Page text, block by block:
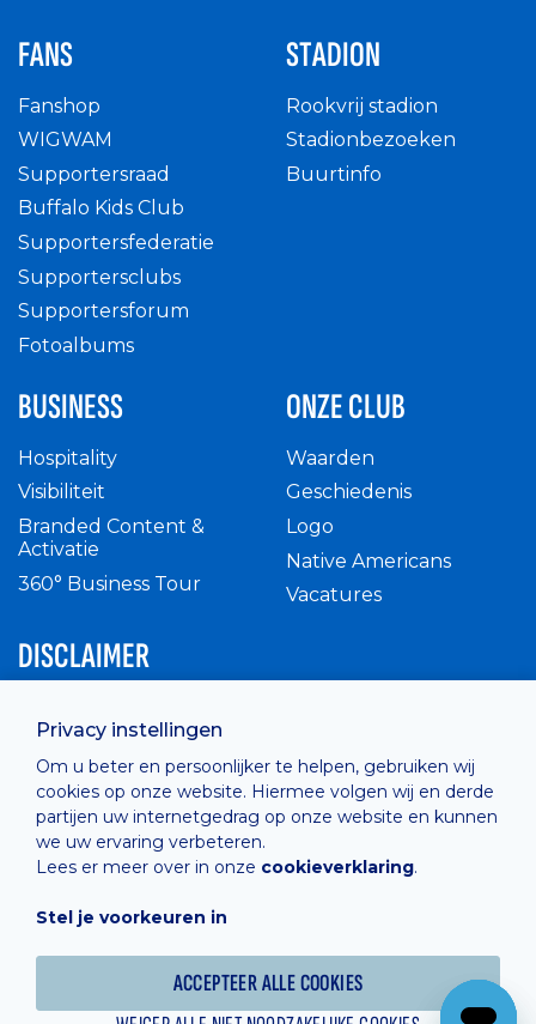
Privacy instellingen
Om u beter en persoonlijker te helpen, gebruiken wij
cookies op onze website. Hiermee volgen wij en derde
partijen uw internetgedrag op onze website en kunnen
we uw ervaring verbeteren.
Lees er meer over in onze cookieverklaring.
Stel je voorkeuren in
ACCEPTEER ALLE COOKIES
FANS
Fanshop
WIGWAM
Supportersraad
Buffalo Kids Club
Supportersfederatie
Supportersclubs
Supportersforum
Fotoalbums
STADION
Rookvrij stadion
Stadionbezoeken
Buurtinfo
BUSINESS
Hospitality
Visibiliteit
Branded Content &
Activatie
360° Business Tour
ONZE CLUB
Waarden
Geschiedenis
Logo
Native Americans
Vacatures
DISCLAIMER
Privacy Policy
Cashless
verkoopsvoorwaarden
Cookie Policy
Hosted by Combell